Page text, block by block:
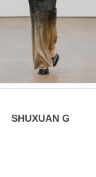
SHUXUAN G